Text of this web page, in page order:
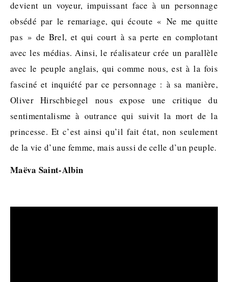
devient un voyeur, impuissant face à un personnage
obsédé par le remariage, qui écoute « Ne me quitte
pas » de Brel, et qui court à sa perte en complotant
avec les médias. Ainsi, le réalisateur crée un parallèle
avec le peuple anglais, qui comme nous, est à la fois
fasciné et inquiété par ce personnage : à sa manière,
Oliver Hirschbiegel nous expose une critique du
sentimentalisme à outrance qui suivit la mort de la
princesse. Et c’est ainsi qu’il fait état, non seulement
de la vie d’une femme, mais aussi de celle d’un peuple.
Maëva Saint-Albin